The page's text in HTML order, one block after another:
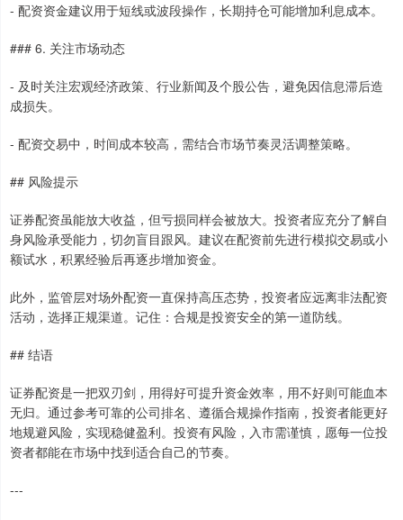
- 配资资金建议用于短线或波段操作，长期持仓可能增加利息成本。
### 6. 关注市场动态
- 及时关注宏观经济政策、行业新闻及个股公告，避免因信息滞后造
成损失。
- 配资交易中，时间成本较高，需结合市场节奏灵活调整策略。
## 风险提示
证券配资虽能放大收益，但亏损同样会被放大。投资者应充分了解自
身风险承受能力，切勿盲目跟风。建议在配资前先进行模拟交易或小
额试水，积累经验后再逐步增加资金。
此外，监管层对场外配资一直保持高压态势，投资者应远离非法配资
活动，选择正规渠道。记住：合规是投资安全的第一道防线。
## 结语
证券配资是一把双刃剑，用得好可提升资金效率，用不好则可能血本
无归。通过参考可靠的公司排名、遵循合规操作指南，投资者能更好
地规避风险，实现稳健盈利。投资有风险，入市需谨慎，愿每一位投
资者都能在市场中找到适合自己的节奏。
---